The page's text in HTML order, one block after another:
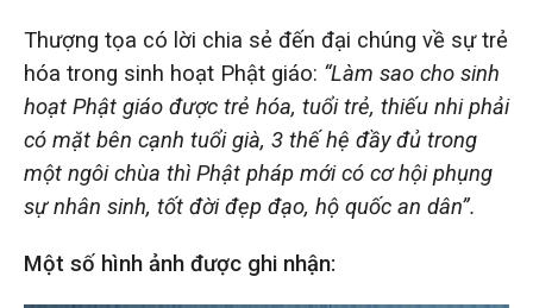
Thượng tọa có lời chia sẻ đến đại chúng về sự trẻ
hóa trong sinh hoạt Phật giáo: “Làm sao cho sinh
hoạt Phật giáo được trẻ hóa, tuổi trẻ, thiếu nhi phải
có mặt bên cạnh tuổi già, 3 thế hệ đầy đủ trong
một ngôi chùa thì Phật pháp mới có cơ hội phụng
sự nhân sinh, tốt đời đẹp đạo, hộ quốc an dân”.
Một số hình ảnh được ghi nhận: